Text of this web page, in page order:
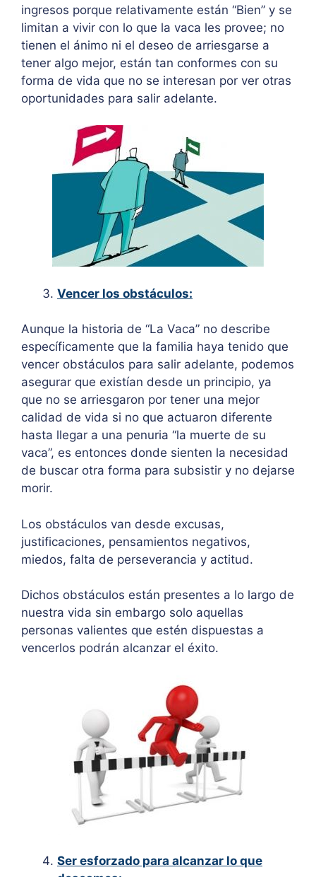
ingresos porque relativamente están “Bien” y se
limitan a vivir con lo que la vaca les provee; no
tienen el ánimo ni el deseo de arriesgarse a
tener algo mejor, están tan conformes con su
forma de vida que no se interesan por ver otras
oportunidades para salir adelante.
Vencer los obstáculos:
Aunque la historia de “La Vaca” no describe
específicamente que la familia haya tenido que
vencer obstáculos para salir adelante, podemos
asegurar que existían desde un principio, ya
que no se arriesgaron por tener una mejor
calidad de vida si no que actuaron diferente
hasta llegar a una penuria “la muerte de su
vaca”, es entonces donde sienten la necesidad
de buscar otra forma para subsistir y no dejarse
morir.
Los obstáculos van desde excusas,
justificaciones, pensamientos negativos,
miedos, falta de perseverancia y actitud.
Dichos obstáculos están presentes a lo largo de
nuestra vida sin embargo solo aquellas
personas valientes que estén dispuestas a
vencerlos podrán alcanzar el éxito.
Ser esforzado para alcanzar lo que